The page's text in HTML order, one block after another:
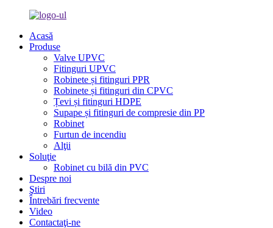
Acasă
Produse
Valve UPVC
Fitinguri UPVC
Robinete și fitinguri PPR
Robinete și fitinguri din CPVC
Țevi și fitinguri HDPE
Supape și fitinguri de compresie din PP
Robinet
Furtun de incendiu
Alţii
Soluţie
Robinet cu bilă din PVC
Despre noi
Ştiri
Întrebări frecvente
Video
Contactaţi-ne